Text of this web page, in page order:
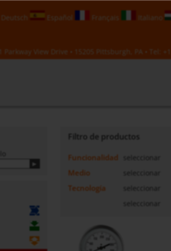
Español Français Italiano
View Drive • 15205 Pittsburgh, PA • Tel:
Filtro de productos
Funcionalidad
Medio
Tecnología